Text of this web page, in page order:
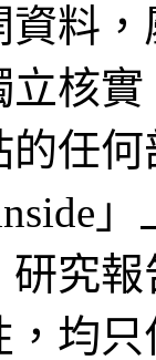
料
核
任
究
均